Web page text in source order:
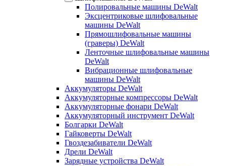
Полировальные машины DeWalt
Эксцентриковые шлифовальные
машины DeWalt
Прямошлифовальные машины
(граверы) DeWalt
Ленточные шлифовальные машины
DeWalt
Вибрационные шлифовальные
машины DeWalt
Аккумуляторы DeWalt
Аккумуляторные компрессоры DeWalt
Аккумуляторные фонари DeWalt
Аккумуляторный инструмент DeWalt
Болгарки DeWalt
Гайковерты DeWalt
Гвоздезабиватели DeWalt
Дрели DeWalt
Зарядные устройства DeWalt